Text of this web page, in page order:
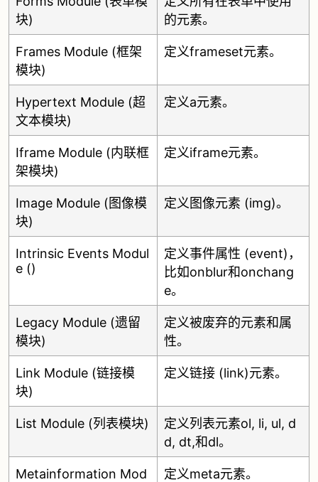
块)
的元素。
Frames Module (框架
模块)
定义frameset元素。
Hypertext Module (超
文本模块)
定义a元素。
Iframe Module (内联框
架模块)
定义iframe元素。
Image Module (图像模
块)
定义图像元素 (img)。
Intrinsic Events Modul
e ()
定义事件属性 (event)，
比如onblur和onchang
e。
Legacy Module (遗留
模块)
定义被废弃的元素和属
性。
Link Module (链接模
块)
定义链接 (link)元素。
List Module (列表模块)
定义列表元素ol, li, ul, d
d, dt,和dl。
Metainformation Mod
定义meta元素。